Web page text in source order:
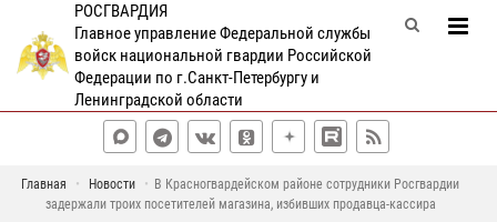
РОСГВАРДИЯ
Главное управление Федеральной службы
войск национальной гвардии Российской
Федерации по г.Санкт-Петербургу и
Ленинградской области
Главная Новости
В Красногвардейском районе сотрудники Росгвардии
задержали троих посетителей магазина, избивших продавца-кассира